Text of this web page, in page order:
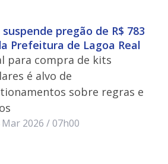
suspende pregão de R$ 783
Prefeitura de Lagoa Real
para compra de kits
é alvo de
sobre regras e
2026 / 07h00